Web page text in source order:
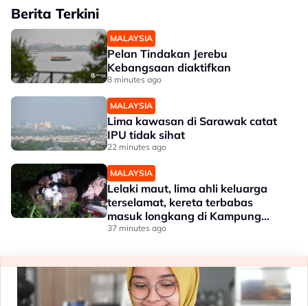
Berita Terkini
MALAYSIA
Pelan Tindakan Jerebu
Kebangsaan diaktifkan
8 minutes ago
MALAYSIA
Lima kawasan di Sarawak catat
IPU tidak sihat
22 minutes ago
MALAYSIA
Lelaki maut, lima ahli keluarga
terselamat, kereta terbabas
masuk longkang di Kampung
Gajah
37 minutes ago